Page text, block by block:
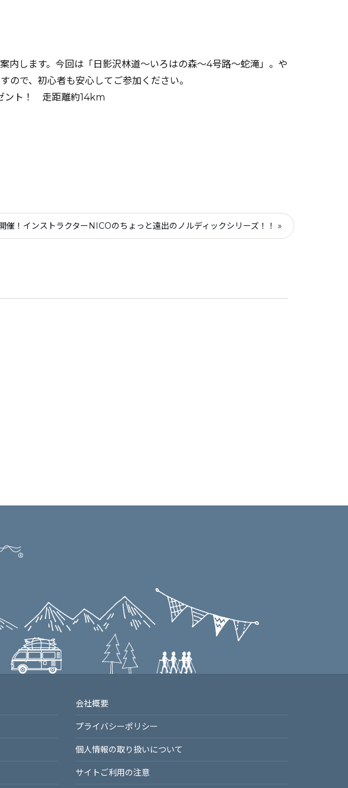
内します。今回は「日影沢林道～いろはの森～4号路～蛇滝」。や
ので、初心者も安心してご参加ください。
ント！ 走距離約14km
催！インストラクターNICOのちょっと遠出のノルディックシリーズ！！ »
会社概要
プライバシーポリシー
個⼈情報の取り扱いについて
サイトご利⽤の注意